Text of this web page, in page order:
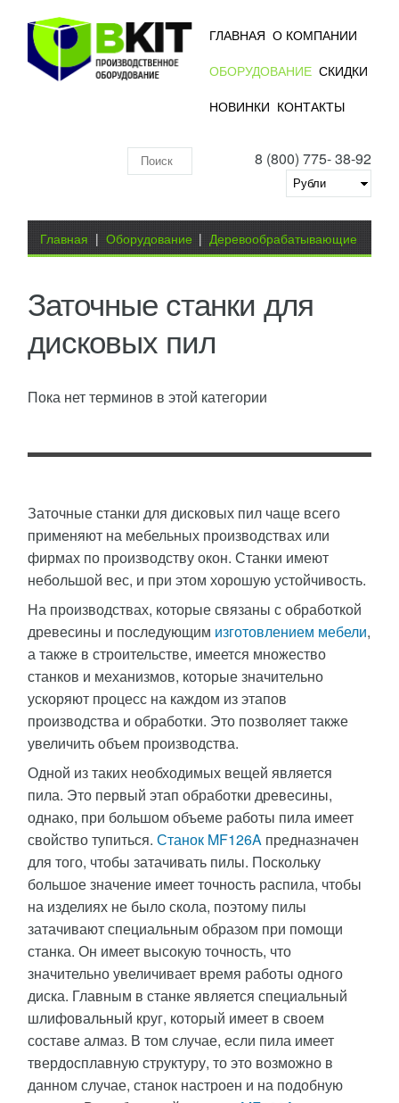
ГЛАВНАЯ О КОМПАНИИ
ОБОРУДОВАНИЕ СКИДКИ
НОВИНКИ КОНТАКТЫ
8 (800) 775- 38-92
складу
Вы здесь
Главная | Оборудование | Деревообрабатывающие
Заточные станки для
дисковых пил
Пока нет терминов в этой категории
Заточные станки для дисковых пил чаще всего
применяют на мебельных производствах или
фирмах по производству окон. Станки имеют
небольшой вес, и при этом хорошую устойчивость.
На производствах, которые связаны с обработкой
древесины и последующим изготовлением мебели,
а также в строительстве, имеется множество
станков и механизмов, которые значительно
ускоряют процесс на каждом из этапов
производства и обработки. Это позволяет также
увеличить объем производства.
Одной из таких необходимых вещей является
пила. Это первый этап обработки древесины,
однако, при большом объеме работы пила имеет
свойство тупиться.Станок MF126A предназначен
для того, чтобы затачивать пилы. Поскольку
большое значение имеет точность распила, чтобы
на изделиях не было скола, поэтому пилы
затачивают специальным образом при помощи
станка. Он имеет высокую точность, что
значительно увеличивает время работы одного
диска. Главным в станке является специальный
шлифовальный круг, который имеет в своем
составе алмаз. В том случае, если пила имеет
твердосплавную структуру, то это возможно в
данном случае, станок настроен и на подобную